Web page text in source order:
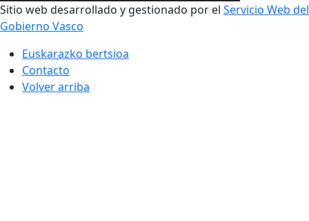
Sitio web desarrollado y gestionado por el Servicio Web del
Gobierno Vasco
Euskarazko bertsioa
Contacto
Volver arriba